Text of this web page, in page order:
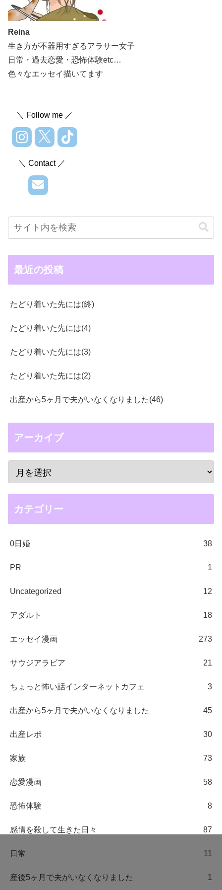
Reina
生き方が不器用すぎるアラサー女子
日常・過去恋愛・恐怖体験etc…
色々なエッセイ描いてます
＼ Follow me ／
＼ Contact ／
最近の投稿
たどり着いた先には(終)
たどり着いた先には(4)
たどり着いた先には(3)
たどり着いた先には(2)
出産から5ヶ月で夫がいなくなりました(46)
アーカイブ
カテゴリー
0日婚 38
PR 1
Uncategorized 12
アダルト 18
エッセイ漫画 273
サウジアラビア 21
ちょっと怖い話インターネットカフェ 3
出産から5ヶ月で夫がいなくなりました 45
出産レポ 30
家族 73
恋愛漫画 58
恐怖体験 8
感情を殺して生きた日々 87
日常 11
産後5ヶ月で夫がいなくなりました 1